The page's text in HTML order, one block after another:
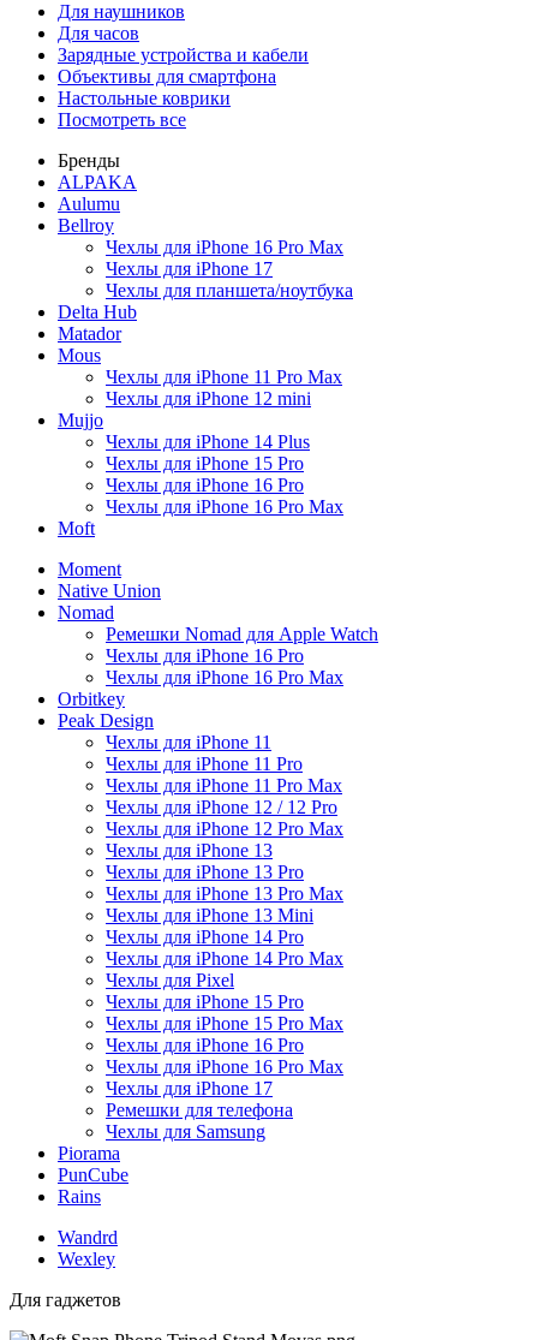
Для наушников
Для часов
Зарядные устройства и кабели
Объективы для смартфона
Настольные коврики
Посмотреть все
Бренды
ALPAKA
Aulumu
Bellroy
Чехлы для iPhone 16 Pro Max
Чехлы для iPhone 17
Чехлы для планшета/ноутбука
Delta Hub
Matador
Mous
Чехлы для iPhone 11 Pro Max
Чехлы для iPhone 12 mini
Mujjo
Чехлы для iPhone 14 Plus
Чехлы для iPhone 15 Pro
Чехлы для iPhone 16 Pro
Чехлы для iPhone 16 Pro Max
Moft
Moment
Native Union
Nomad
Ремешки Nomad для Apple Watch
Чехлы для iPhone 16 Pro
Чехлы для iPhone 16 Pro Max
Orbitkey
Peak Design
Чехлы для iPhone 11
Чехлы для iPhone 11 Pro
Чехлы для iPhone 11 Pro Max
Чехлы для iPhone 12 / 12 Pro
Чехлы для iPhone 12 Pro Max
Чехлы для iPhone 13
Чехлы для iPhone 13 Pro
Чехлы для iPhone 13 Pro Max
Чехлы для iPhone 13 Mini
Чехлы для iPhone 14 Pro
Чехлы для iPhone 14 Pro Max
Чехлы для Pixel
Чехлы для iPhone 15 Pro
Чехлы для iPhone 15 Pro Max
Чехлы для iPhone 16 Pro
Чехлы для iPhone 16 Pro Max
Чехлы для iPhone 17
Ремешки для телефона
Чехлы для Samsung
Piorama
PunCube
Rains
Wandrd
Wexley
Для гаджетов